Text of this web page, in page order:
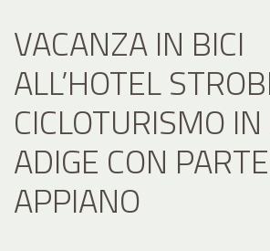
VACANZA IN BICI
ALL’HOTEL
CICLOTURISMO IN
ADIGE CON
APPIANO